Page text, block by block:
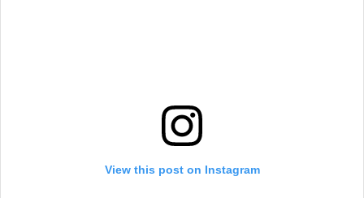
View this post on Instagram